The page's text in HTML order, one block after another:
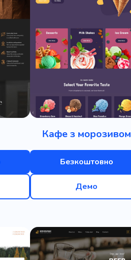
Кафе з морозивом
Безкоштовно
Демо